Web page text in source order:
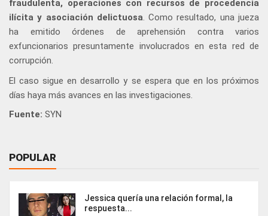
fraudulenta, operaciones con recursos de procedencia
ilícita y asociación delictuosa. Como resultado, una jueza
ha emitido órdenes de aprehensión contra varios
exfuncionarios presuntamente involucrados en esta red de
corrupción.
El caso sigue en desarrollo y se espera que en los próximos
días haya más avances en las investigaciones.
Fuente: SYN
POPULAR
Jessica quería una relación formal, la
respuesta...